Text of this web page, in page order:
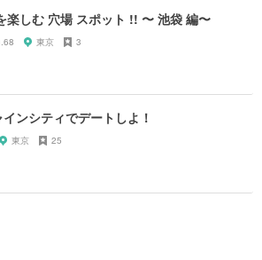
楽しむ 穴場 スポット !! 〜 池袋 編〜
東京 3
ンシティでデートしよ！
東京 25